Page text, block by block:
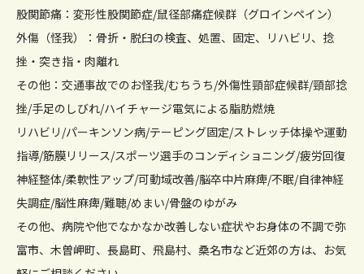
股関節痛：変形性股関節症/鼠径部痛症候群（グロインペイン）
外傷（怪我）：骨折・脱臼の検査、処置、固定、リハビリ、捻
挫・突き指・肉離れ
その他：交通事故でのお怪我/むちうち/外傷性頸部症候群/頸部捻
挫/手足のしびれ/ハイチャージ電気による脂肪燃焼
リハビリ/パーキンソン病/テーピング固定/ストレッチ体操や運動
指導/筋膜リリース/スポーツ選手のコンディショニング/疲労回復
神経整体/柔軟性アップ/可動域改善/脳卒中片麻痺/不眠/自律神経
失調症/脳性麻痺/難聴/めまい/骨盤のゆがみ
その他、病院や他でなかなか改善しない症状やお身体の不調で弥
富市、木曽岬町、長島町、飛島村、桑名市など近郊の方は、お気